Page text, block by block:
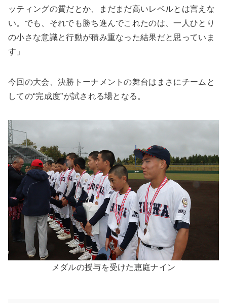
ッティングの質だとか、まだまだ高いレベルとは言えな
い。でも、それでも勝ち進んでこれたのは、一人ひとり
の小さな意識と行動が積み重なった結果だと思っていま
す」
今回の大会、決勝トーナメントの舞台はまさにチームと
しての“完成度”が試される場となる。
メダルの授与を受けた恵庭ナイン